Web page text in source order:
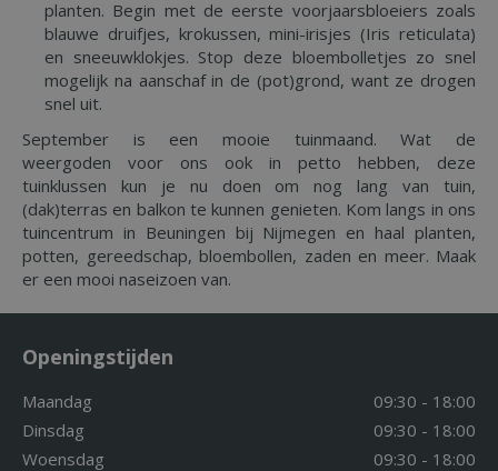
planten. Begin met de eerste voorjaarsbloeiers zoals
blauwe druifjes, krokussen, mini-irisjes (Iris reticulata)
en sneeuwklokjes. Stop deze bloembolletjes zo snel
mogelijk na aanschaf in de (pot)grond, want ze drogen
snel uit.
September is een mooie tuinmaand. Wat de
weergoden voor ons ook in petto hebben, deze
tuinklussen kun je nu doen om nog lang van tuin,
(dak)terras en balkon te kunnen genieten. Kom langs in ons
tuincentrum in Beuningen bij Nijmegen en haal planten,
potten, gereedschap, bloembollen, zaden en meer. Maak
er een mooi naseizoen van.
Openingstijden
Maandag
09:30 - 18:00
Dinsdag
09:30 - 18:00
Woensdag
09:30 - 18:00